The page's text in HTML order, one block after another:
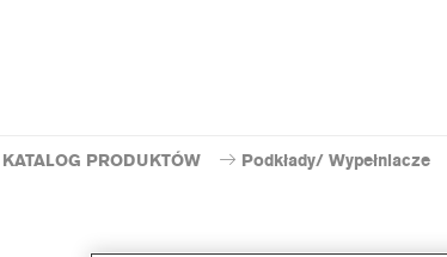
KATALOG PRODUKTÓW Podkłady/ Wypełniacze